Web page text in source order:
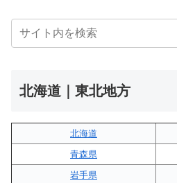
北海道｜東北地方
北海道
青森県
岩手県